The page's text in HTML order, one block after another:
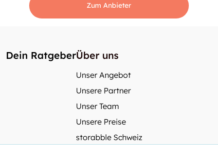
Zum Anbieter
Dein RatgeberÜber uns
Unser Angebot
Unsere Partner
Unser Team
Unsere Preise
storabble Schweiz